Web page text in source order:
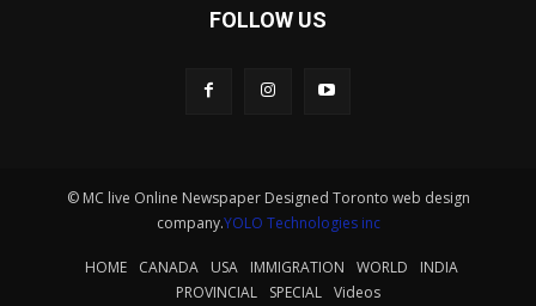
FOLLOW US
© MC live Online Newspaper Designed Toronto web design
company.YOLO Technologies inc
HOME CANADA USA IMMIGRATION WORLD
INDIA
PROVINCIAL
SPECIAL Videos